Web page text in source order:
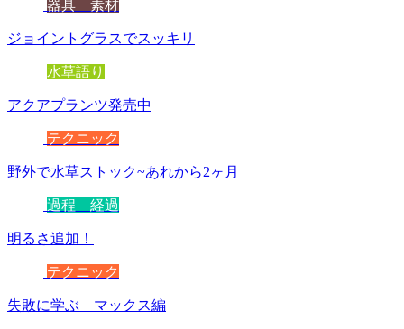
器具 素材
ジョイントグラスでスッキリ
水草語り
アクアプランツ発売中
テクニック
野外で水草ストック~あれから2ヶ月
過程 経過
明るさ追加！
テクニック
失敗に学ぶ マックス編